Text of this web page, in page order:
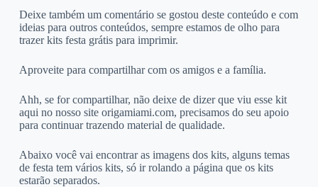
Deixe também um comentário se gostou deste conteúdo e com
ideias para outros conteúdos, sempre estamos de olho para
trazer kits festa grátis para imprimir.
Aproveite para compartilhar com os amigos e a família.
Ahh, se for compartilhar, não deixe de dizer que viu esse kit
aqui no nosso site origamiami.com, precisamos do seu apoio
para continuar trazendo material de qualidade.
Abaixo você vai encontrar as imagens dos kits, alguns temas
de festa tem vários kits, só ir rolando a página que os kits
estarão separados.